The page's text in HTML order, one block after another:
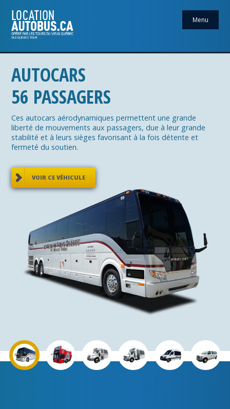
Menu
AUTOCARS
56 PASSAGERS
Ces autocars aérodynamiques permettent une grande
liberté de mouvements aux passagers, due à leur grande
stabilité et à leurs sièges favorisant à la fois détente et
fermeté du soutien.
VOIR CE VÉHICULE